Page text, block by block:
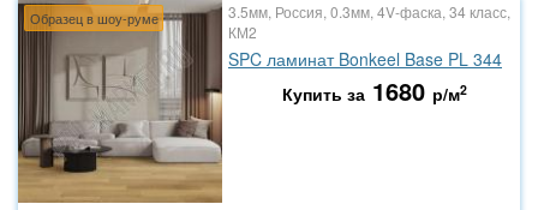
Образец в шоу-руме
3.5мм, Россия, 0.3мм, 4V-фаска, 34 класс,
КМ2
SPC ламинат Bonkeel Base PL 344
Купить за 1680 р/м2